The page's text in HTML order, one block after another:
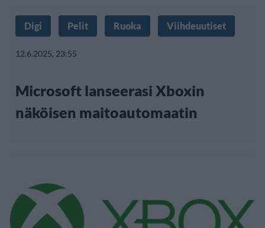
Digi Pelit Ruoka Viihdeuutiset
12.6.2025, 23:55
Microsoft lanseerasi Xboxin
näköisen maitoautomaatin